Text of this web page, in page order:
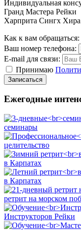
Индивидуальная
Гранд Мастера Рейки
Харприта Сингх Хира
Как к вам обращаться:
Ваш номер телефона:
E-mail для связи:
Принимаю
Ежегодные
семинары
целительство
в Карпатах
в Карпатах
ретрит на морском
Инструкторов Рейки